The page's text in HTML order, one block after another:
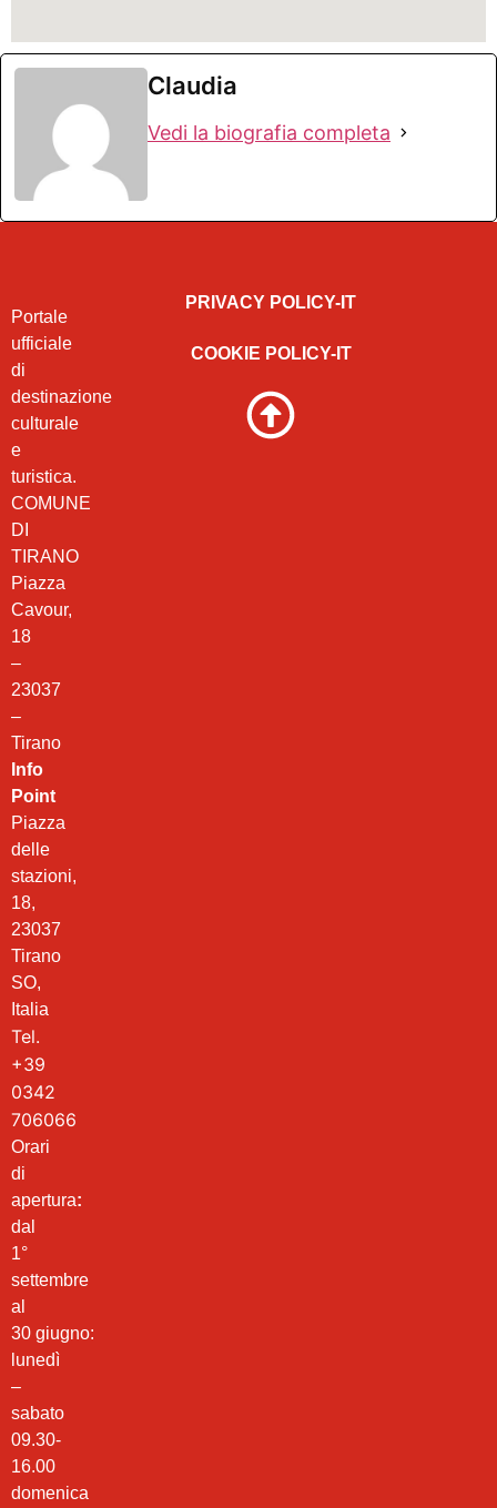
Claudia
Vedi la biografia completa
Portale
ufficiale
di
destinazione
culturale
e
turistica.
COMUNE
DI
TIRANO
Piazza
Cavour,
18
–
23037
–
Tirano
Info
Point
Piazza
delle
stazioni,
18,
23037
Tirano
SO,
Italia
Tel.
+39
0342
706066
Orari
di
apertura:
dal
1°
settembre
al
30 giugno:
lunedì
–
sabato
09.30-
16.00
domenica
PRIVACY POLICY-IT
COOKIE POLICY-IT